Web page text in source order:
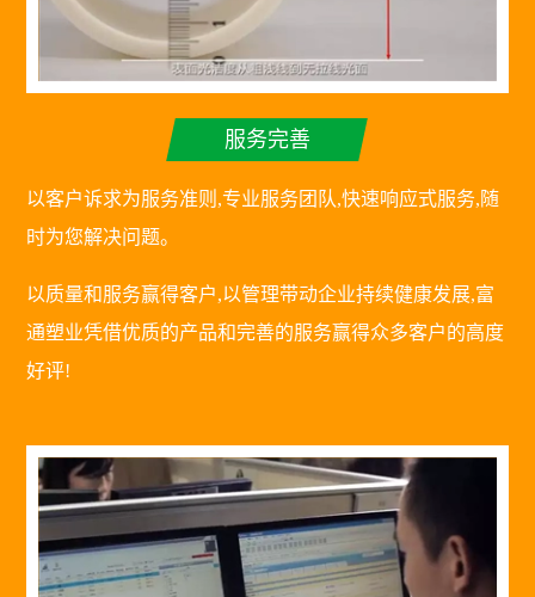
服务完善
以客户诉求为服务准则,专业服务团队,快速响应式服务,随
时为您解决问题。
以质量和服务赢得客户,以管理带动企业持续健康发展,富
通塑业凭借优质的产品和完善的服务赢得众多客户的高度
好评!